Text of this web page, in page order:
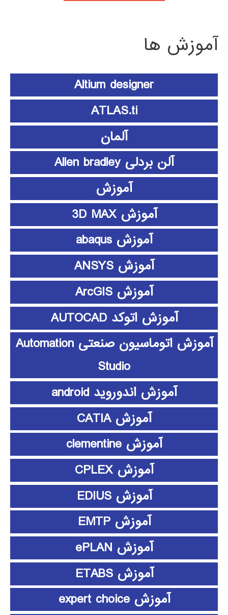
آموزش ها
Altium designer
ATLAS.ti
آلمان
آلن بردلی Allen bradley
آموزش
آموزش 3D MAX
آموزش abaqus
آموزش ANSYS
آموزش ArcGIS
آموزش اتوکد AUTOCAD
آموزش اتوماسیون صنعتی Automation
Studio
آموزش اندوروید android
آموزش CATIA
آموزش clementine
آموزش CPLEX
آموزش EDIUS
آموزش EMTP
آموزش ePLAN
آموزش ETABS
آموزش expert choice